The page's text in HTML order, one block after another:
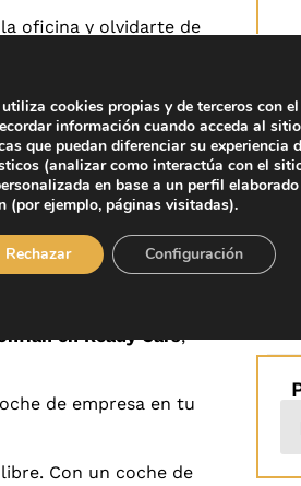
oficina y olvidarte de
Todo parece
la reunión como te
de origen. Que con
en el aeropuerto, esa
indicaciones. No tienes
reunión.
Todo va a
en Ready Cars,
de empresa en tu
Con un coche de
cookies propias y de terceros con el
información cuando acceda al sitio
que puedan diferenciar su experiencia
(analizar como interactúa con el
en base a un perfil
(por ejemplo, páginas visitadas).
Rechazar Configuración